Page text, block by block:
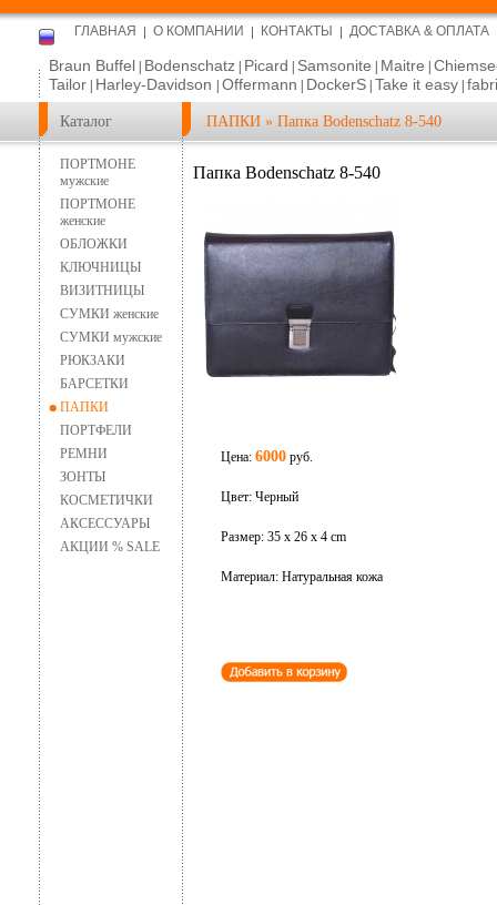
Каталог ПАПКИ » Папка Bodenschatz 8-540
ГЛАВНАЯ О КОМПАНИИ КОНТАКТЫ ДОСТАВКА & ОПЛАТА
Braun Buffel Bodenschatz Picard Samsonite Maitre
Tailor Harley-Davidson Offermann DockerS Take it easy
ПОРТМОНЕ
мужские
ПОРТМОНЕ
женские
ОБЛОЖКИ
КЛЮЧНИЦЫ
ВИЗИТНИЦЫ
СУМКИ женские
СУМКИ мужские
РЮКЗАКИ
БАРСЕТКИ
ПАПКИ
ПОРТФЕЛИ
РЕМНИ
ЗОНТЫ
КОСМЕТИЧКИ
АКСЕССУАРЫ
АКЦИИ % SALE
Папка Bodenschatz 8-540
Цена: 6000 руб.
Цвет: Черный
Размер: 35 x 26 x 4 cm
Материал: Натуральная кожа